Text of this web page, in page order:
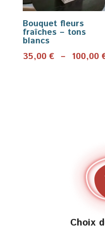
Bouquet fleurs
fraîches – tons
blancs
35,00€ – 100,00
Choix